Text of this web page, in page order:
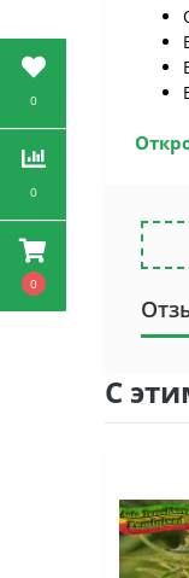
0
0
0
С